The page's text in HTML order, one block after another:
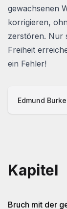
gewachsenen
korrigieren,
zerstören. Nur
Freiheit
ein Fehler!
Edmund Burke
Kapitel
Bruch mit der